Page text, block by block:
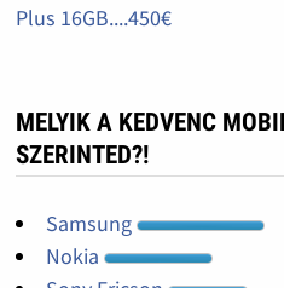
Plus 16GB....450€
MELYIK A KEDVENC
SZERINTED?!
Samsung
Nokia